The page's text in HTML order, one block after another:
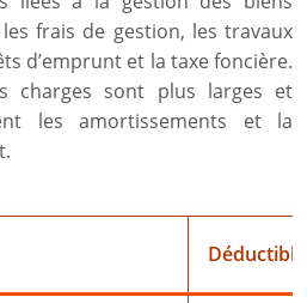
frais de gestion, les travaux
d’emprunt et la taxe foncière.
charges sont plus larges et
les amortissements et la
Déductible